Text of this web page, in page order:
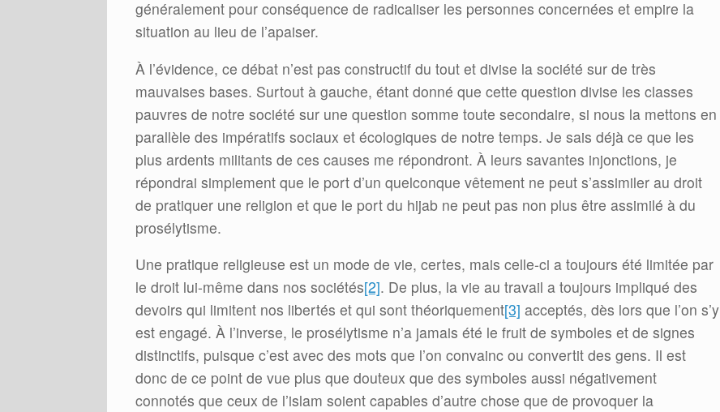
généralement pour conséquence de radicaliser les personnes concernées et empire la
situation au lieu de l’apaiser.
À l’évidence, ce débat n’est pas constructif du tout et divise la société sur de très
mauvaises bases. Surtout à gauche, étant donné que cette question divise les classes
pauvres de notre société sur une question somme toute secondaire, si nous la mettons en
parallèle des impératifs sociaux et écologiques de notre temps. Je sais déjà ce que les
plus ardents militants de ces causes me répondront. À leurs savantes injonctions, je
répondrai simplement que le port d’un quelconque vêtement ne peut s’assimiler au droit
de pratiquer une religion et que le port du hijab ne peut pas non plus être assimilé à du
prosélytisme.
Une pratique religieuse est un mode de vie, certes, mais celle-ci a toujours été limitée par
le droit lui-même dans nos sociétés[2]. De plus, la vie au travail a toujours impliqué des
devoirs qui limitent nos libertés et qui sont théoriquement[3] acceptés, dès lors que l’on s’y
est engagé. À l’inverse, le prosélytisme n’a jamais été le fruit de symboles et de signes
distinctifs, puisque c’est avec des mots que l’on convainc ou convertit des gens. Il est
donc de ce point de vue plus que douteux que des symboles aussi négativement
connotés que ceux de l’islam soient capables d’autre chose que de provoquer la